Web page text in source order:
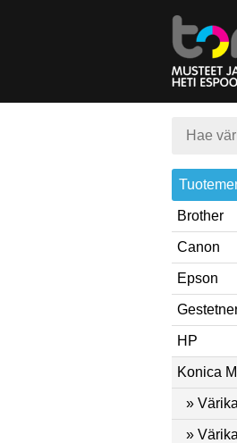
Brother
Canon
Epson
HP
Konica
»
»